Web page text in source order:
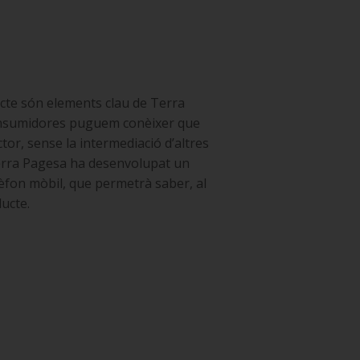
són elements clau de Terra
puguem conèixer que
sense la intermediació d’altres
Pagesa ha desenvolupat un
mòbil, que permetrà saber, al